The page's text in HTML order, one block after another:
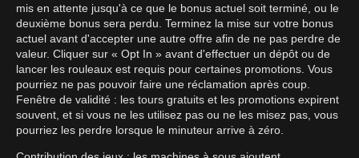
mis en attente jusqu'à ce que le bonus actuel soit terminé, ou le
deuxième bonus sera perdu. Terminez la mise sur votre bonus
actuel avant d'accepter une autre offre afin de ne pas perdre de
valeur. Cliquer sur « Opt In » avant d'effectuer un dépôt ou de
lancer les rouleaux est requis pour certaines promotions. Vous
pourriez ne pas pouvoir faire une réclamation après coup.
Fenêtre de validité : les tours gratuits et les promotions expirent
souvent, et si vous ne les utilisez pas ou ne les misez pas, vous
pourriez les perdre lorsque le minuteur arrive à zéro.